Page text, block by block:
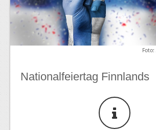
Nationalfeiertag Finnlands